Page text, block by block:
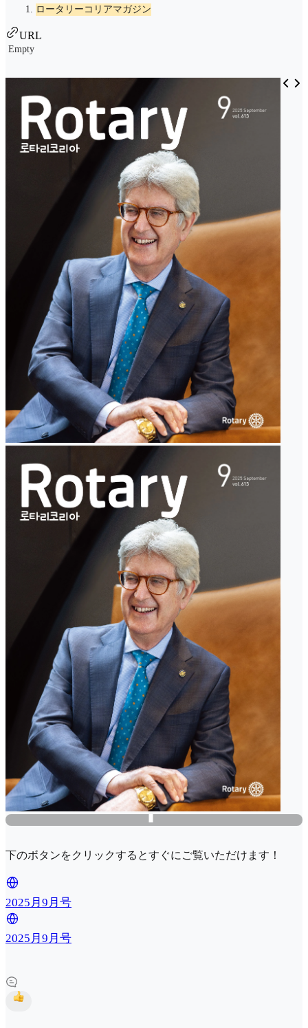
ロータリーコリアマガジン
URL
Empty
下のボタンをクリックするとすぐにご覧いただけます！
2025月9月号
2025月9月号